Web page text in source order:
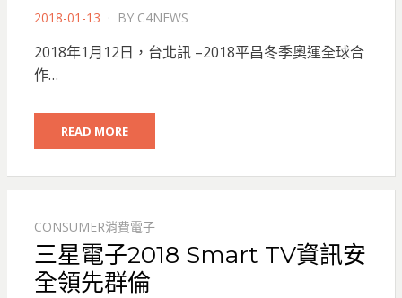
POSTED
2018-01-13 BY C4NEWS
2018年1月12日，台北訊 –2018平昌冬季奧運全球合
作…
READ MORE
CONSUMER消費電子
三星電子2018 Smart TV資訊安
全領先群倫